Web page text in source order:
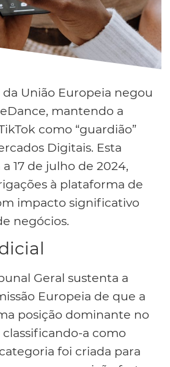
União Europeia negou
mantendo a
como “guardião”
Digitais. Esta
17 de julho de 2024,
à plataforma de
impacto significativo
negócios.
Geral sustenta a
Europeia de que a
posição dominante no
a como
foi criada para